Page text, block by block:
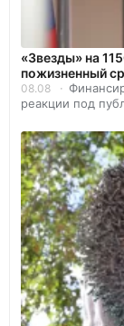
«Звезды» на
пожизненный
08.08
реакции под